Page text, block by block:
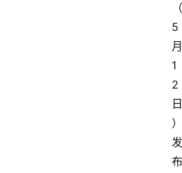
（
5
月
1
2
日
）
发
布